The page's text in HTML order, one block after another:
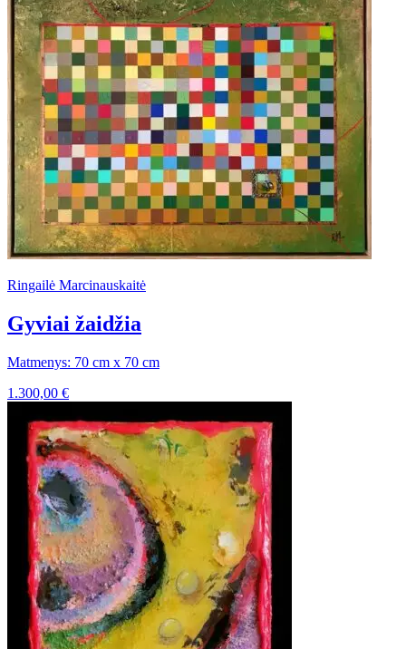
Ringailė Marcinauskaitė
Gyviai žaidžia
Matmenys: 70 cm x 70 cm
1.300,00 €